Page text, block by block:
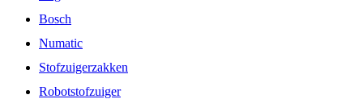
Bosch
Numatic
Stofzuigerzakken
Robotstofzuiger